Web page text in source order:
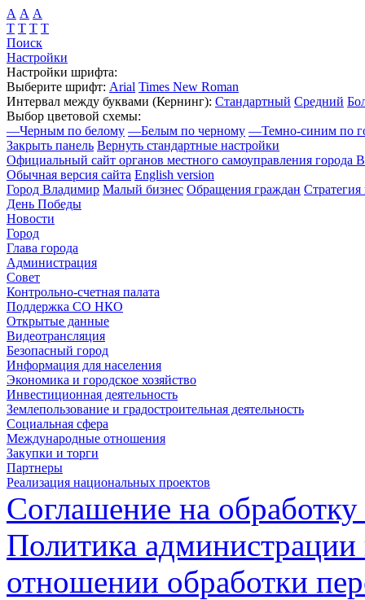
А А А
Т Т Т Т
Поиск
Настройки
Настройки шрифта:
Выберите шрифт: Arial Times New Roman
Интервал между буквами (Кернинг): Стандартный Средний
Выбор цветовой схемы:
—Черным по белому —Белым по черному —Темно-синим по
Закрыть панель Вернуть стандартные настройки
Официальный сайт органов местного самоуправления города
Обычная версия сайта English version
Город Владимир Малый бизнес Обращения граждан Стратегия
День Победы
Новости
Город
Глава города
Администрация
Совет
Контрольно-счетная палата
Поддержка СО НКО
Открытые данные
Видеотрансляция
Безопасный город
Информация для населения
Экономика и городское хозяйство
Инвестиционная деятельность
Землепользование и градостроительная деятельность
Социальная сфера
Международные отношения
Закупки и торги
Партнеры
Реализация национальных проектов
Соглашение на
Политика
отношении обработки